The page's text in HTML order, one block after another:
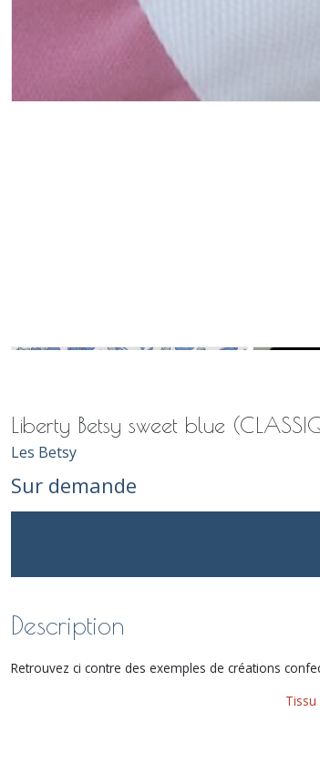
Liberty Betsy sweet blue
Les Betsy
Sur demande
Description
Retrouvez ci contre des exemples de créations